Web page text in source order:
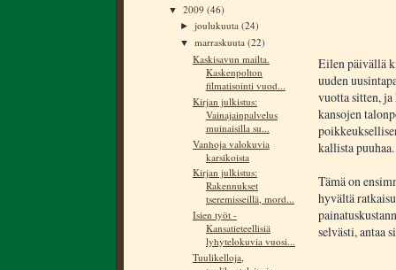
▼ 2009 (46)
►joulukuuta(24)
▼marraskuuta(22)
Kaskisavun mailta.
Kaskenpolton
filmatisointi vuod...
Kirjan julkistus:
Vainajainpalvelus
muinaisilla su...
Vanhoja valokuvia
karsikoista
Kirjan julkistus:
Rakennukset
tseremisseillä, mord...
Isien työt -
Kansatieteellisiä
lyhytelokuvia vuosi...
Tuulikelloja,
Eilen päivällä
uuden
vuotta sitten,
kansojen
kallista puuhaa.
Tämä on
hyvältä
selvästi, antaa